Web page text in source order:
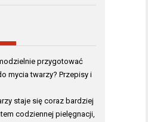
przygotować
mycia twarzy? Przepisy i
staje się coraz bardziej
codziennej pielęgnacji,